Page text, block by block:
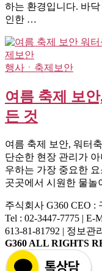
하는 환경입니다. 바
인한 …
행사ㆍ축제보안
여름 축제 보
든 것
여름 축제 보안, 워터
단순한 현장 관리가
우하는 가장 중요한
곳곳에서 시원한 물
주식회사 G360 CEO :
Tel : 02-3447-7775 |
613-81-81792 | 정보관
G360 ALL RIGHTS